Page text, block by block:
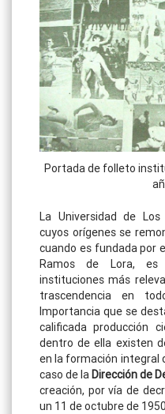
Portada de folleto
La Universidad de
cuyos orígenes se
cuando es fundada por
Ramos de Lora,
instituciones más
trascendencia en
Importancia que se
calificada producción
dentro de ella existen
en la formación integral
caso de la Dirección de
creación, por vía de
un 11 de octubre de